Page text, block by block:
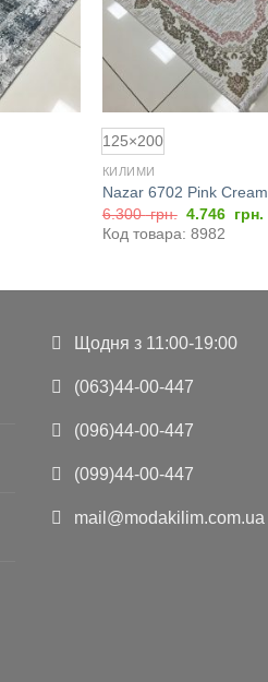
125×200
КИЛИМИ
Nazar 6702 Pink Cream
6.300грн. Оригінальна
ціна:
6.300
4.746 грн.
Код товара: 8982
Щодня з 11:00-19:00
(063)44-00-447
(096)44-00-447
(099)44-00-447
mail@modakilim.com.ua